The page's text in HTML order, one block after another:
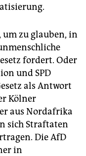
um zu glauben, in
fordert. Oder
und SPD
als Antwort
Kölner
aus Nordafrika
sich Straftaten
Die AfD
in